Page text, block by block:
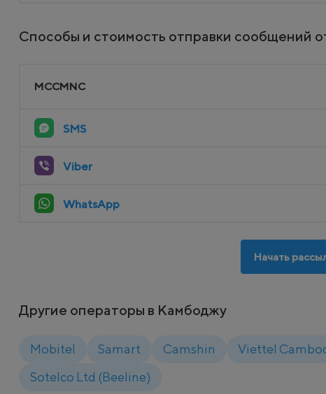
Способы и стоимость отправки сообщений
MCCMNC
SMS
Viber
WhatsApp
Начать
Другие операторы в Камбоджу
Mobitel Samart Camshin Viettel
Sotelco Ltd (Beeline)